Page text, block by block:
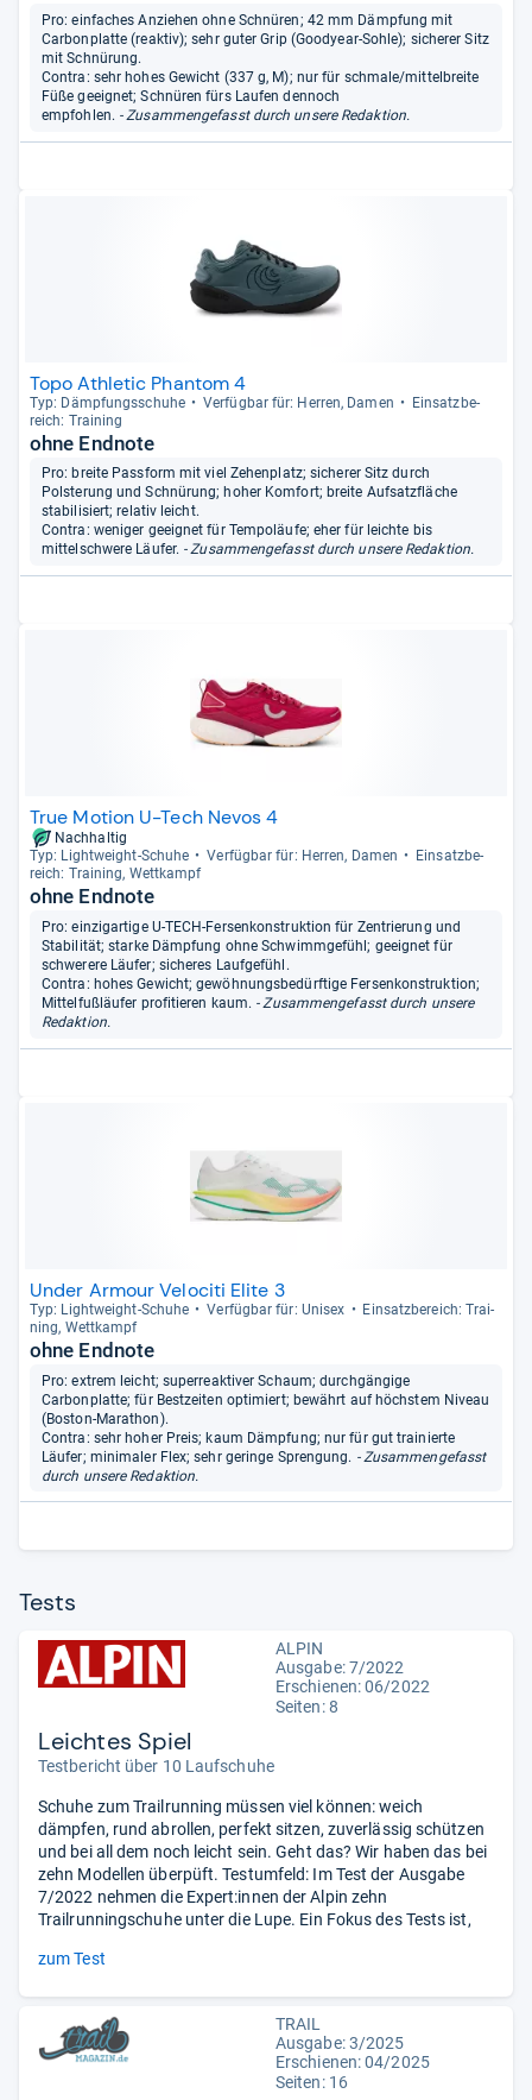
Pro: einfaches Anziehen ohne Schnüren; 42 mm Dämpfung mit
Carbonplatte (reaktiv); sehr guter Grip (Goodyear-Sohle); sicherer Sitz
mit Schnürung.
Contra: sehr hohes Gewicht (337 g, M); nur für schmale/mittelbreite
Füße geeignet; Schnüren fürs Laufen dennoch
empfohlen. - Zusammengefasst durch unsere Redaktion.
Topo Athletic Phantom 4
Typ: Dämp­fungs­schuhe Ver­füg­bar für: Her­ren, Damen
Ein­satz­be­
reich: Trai­ning
ohne Endnote
Pro: breite Passform mit viel Zehenplatz; sicherer Sitz durch
Polsterung und Schnürung; hoher Komfort; breite Aufsatzfläche
stabilisiert; relativ leicht.
Contra: weniger geeignet für Tempoläufe; eher für leichte bis
mittelschwere Läufer. - Zusammengefasst durch unsere Redaktion.
True Motion U-Tech Nevos 4
Nachhaltig
Typ: Light­weight-​Schuhe
Ver­füg­bar für: Her­ren, Damen
Ein­satz­be­
reich: Trai­ning, Wett­kampf
ohne Endnote
Pro: einzigartige U-TECH-Fersenkonstruktion für Zentrierung und
Stabilität; starke Dämpfung ohne Schwimmgefühl; geeignet für
schwerere Läufer; sicheres Laufgefühl.
Contra: hohes Gewicht; gewöhnungsbedürftige Fersenkonstruktion;
Mittelfußläufer profitieren kaum. - Zusammengefasst durch unsere
Redaktion.
Under Armour Velociti Elite 3
Typ: Light­weight-​Schuhe Ver­füg­bar für: Uni­sex
Ein­satz­be­reich: Trai­
ning, Wett­kampf
ohne Endnote
Pro: extrem leicht; superreaktiver Schaum; durchgängige
Carbonplatte; für Bestzeiten optimiert; bewährt auf höchstem Niveau
(Boston-Marathon).
Contra: sehr hoher Preis; kaum Dämpfung; nur für gut trainierte
Läufer; minimaler Flex; sehr geringe Sprengung. - Zusammengefasst
durch unsere Redaktion.
Tests
ALPIN
Ausgabe: 7/2022
Erschienen: 06/2022
Seiten: 8
Leichtes Spiel
Testbericht über 10 Laufschuhe
Schuhe zum Trailrunning müssen viel können: weich
dämpfen, rund abrollen, perfekt sitzen, zuverlässig schützen
und bei all dem noch leicht sein. Geht das? Wir haben das bei
zehn Modellen überpüft. Testumfeld: Im Test der Ausgabe
7/2022 nehmen die Expert:innen der Alpin zehn
Trailrunningschuhe unter die Lupe. Ein Fokus des Tests ist,
zum Test
TRAIL
Ausgabe: 3/2025
Erschienen: 04/2025
Seiten: 16